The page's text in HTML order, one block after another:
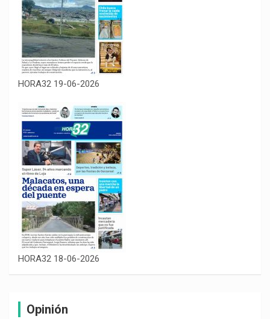
HORA32 19-06-2026
HORA32 18-06-2026
Opinión